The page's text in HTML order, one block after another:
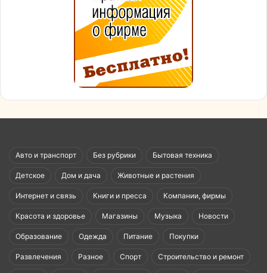
Авто и транспорт Без рубрики Бытовая техника
Детское Дом и дача Животные и растения
Интернет и связь Книги и пресса Компании, фирмы
Красота и здоровье Магазины Музыка Новости
Образование Одежда Питание Покупки
Развлечения Разное Спорт Строительство и ремонт